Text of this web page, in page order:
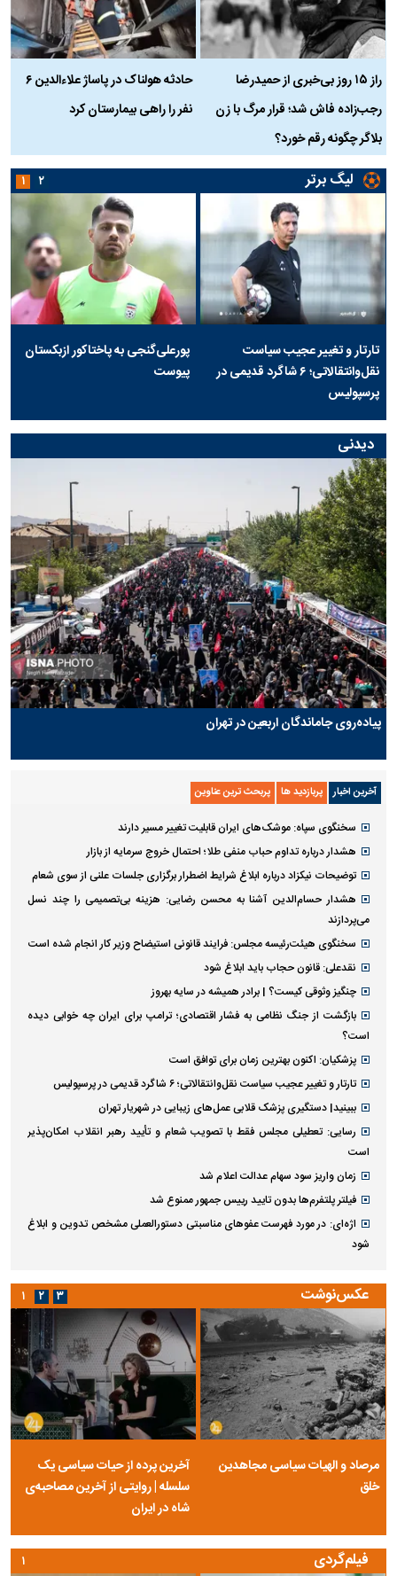
راز ۱۵ روز بی‌خبری از حمیدرضا
رجب‌زاده فاش شد؛ قرار مرگ با زن
بلاگر چگونه رقم خورد؟
حادثه هولناک در پاساژ علاءالدین ۶
نفر را راهی بیمارستان کرد
لیگ برتر
تارتار و تغییر عجیب سیاست
نقل‌وانتقالاتی؛ ۶ شاگرد قدیمی در
پرسپولیس
پورعلی‌گنجی به پاختاکور ازبکستان
پیوست
۱ ۲
دیدنی
پیاده‌روی جاماندگان اربعین در تهران
آخرین اخبار پربازدید ها پربحث ترین عناوین
سخنگوی سپاه: موشک‌های ایران قابلیت تغییر مسیر دارند
هشدار درباره تداوم حباب منفی طلا؛ احتمال خروج سرمایه از بازار
توضیحات نیکزاد درباره ابلاغ شرایط اضطرار برگزاری جلسات علنی از سوی شعام
هشدار حسام‌الدین آشنا به محسن رضایی: هزینه بی‌تصمیمی را چند نسل
می‌پردازند
سخنگوی هیئت‌رئیسه مجلس: فرایند قانونی استیضاح وزیر کار انجام شده است
نقدعلی: قانون حجاب باید ابلاغ شود
چنگیز وثوقی کیست؟ | برادر همیشه در سایه بهروز
بازگشت از جنگ نظامی به فشار اقتصادی؛ ترامپ برای ایران چه خوابی دیده
است؟
پزشکیان: اکنون بهترین زمان برای توافق است
تارتار و تغییر عجیب سیاست نقل‌وانتقالاتی؛ ۶ شاگرد قدیمی در پرسپولیس
ببینید| دستگیری پزشک قلابی عمل‌های زیبایی در شهریار تهران
رسایی: تعطیلی مجلس فقط با تصویب شعام و تأیید رهبر انقلاب امکان‌پذیر
است
زمان واریز سود سهام عدالت اعلام شد
فیلتر پلتفرم‌ها بدون تایید رییس جمهور ممنوع شد
اژه‌ای: در مورد فهرست عفو‌های مناسبتی دستورالعملی مشخص تدوین و ابلاغ
شود
عکس‌نوشت
مرصاد و الهیات سیاسی مجاهدین
خلق
آخرین پرده از حیات سیاسی یک
سلسله | روایتی از آخرین مصاحبه‌ی
شاه در ایران
۱ ۲ ۳
فیلم‌گردی ۱